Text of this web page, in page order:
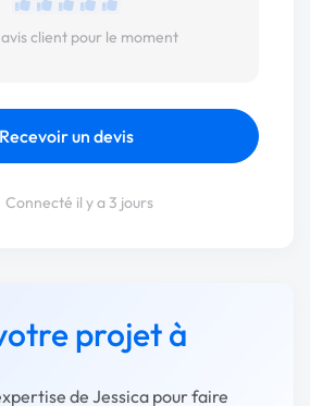
client pour le moment
Recevoir un devis
Connecté il y a 3 jours
projet à
de Jessica pour faire